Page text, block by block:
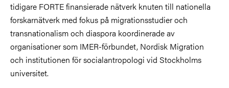
tidigare FORTE finansierade nätverk knuten till nationella
forskarnätverk med fokus på migrationsstudier och
transnationalism och diaspora koordinerade av
organisationer som IMER-förbundet, Nordisk Migration
och institutionen för socialantropologi vid Stockholms
universitet.